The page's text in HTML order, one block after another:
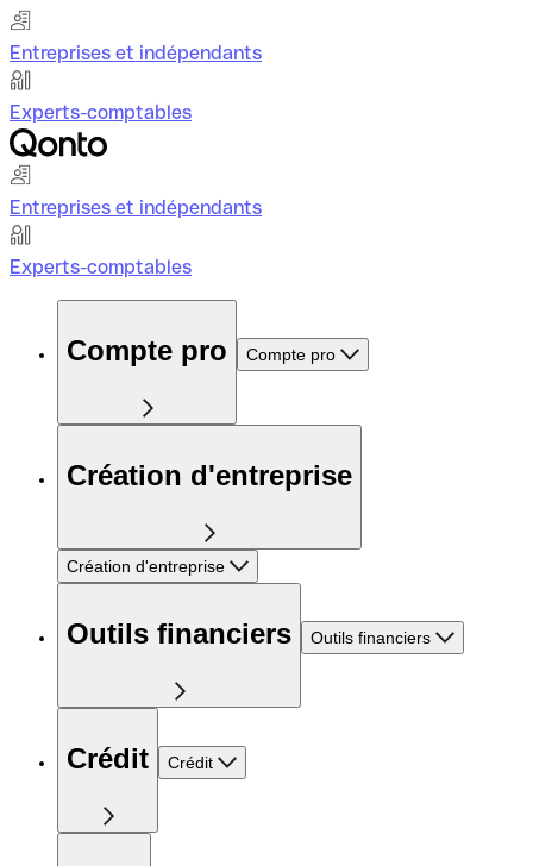
Entreprises et indépendants
Experts-comptables
Entreprises et indépendants
Experts-comptables
Compte pro Compte pro
Création d'entreprise
Création d'entreprise
Outils financiers Outils financiers
Crédit Crédit